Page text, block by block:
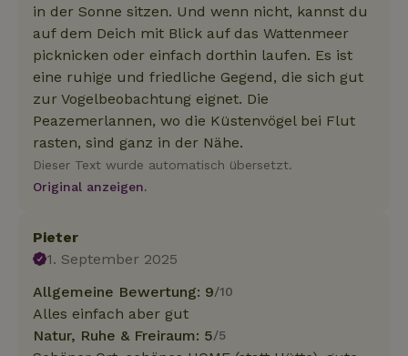
in der Sonne sitzen. Und wenn nicht, kannst du
auf dem Deich mit Blick auf das Wattenmeer
picknicken oder einfach dorthin laufen. Es ist
eine ruhige und friedliche Gegend, die sich gut
zur Vogelbeobachtung eignet. Die
Peazemerlannen, wo die Küstenvögel bei Flut
rasten, sind ganz in der Nähe.
Dieser Text wurde automatisch übersetzt.
Original anzeigen.
Pieter
1. September 2025
Allgemeine Bewertung: 9/10
Alles einfach aber gut
Natur, Ruhe & Freiraum: 5/5